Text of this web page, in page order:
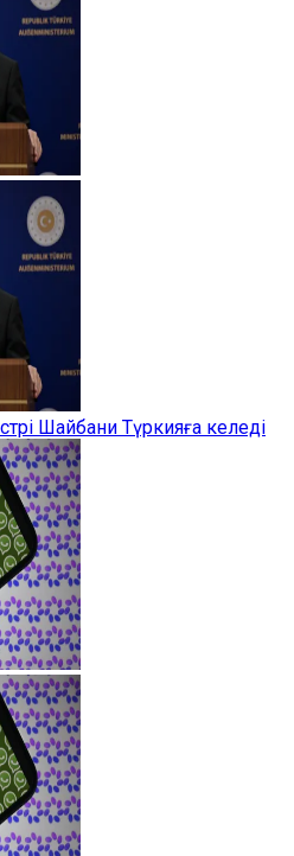
Шайбани Түркияға келеді